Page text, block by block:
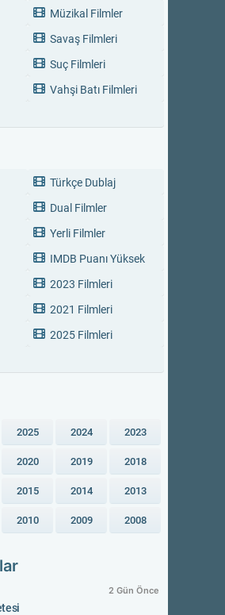
Müzikal Filmler
Savaş Filmleri
Suç Filmleri
Vahşi Batı Filmleri
Türkçe Dublaj
Dual Filmler
Yerli Filmler
IMDB Puanı Yüksek
2023 Filmleri
2021 Filmleri
2025 Filmleri
2025 2024 2023
2020 2019 2018
2015 2014 2013
2010 2009 2008
2 Gün Önce